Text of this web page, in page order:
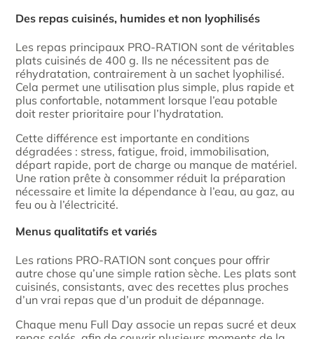
Des repas cuisinés, humides et non lyophilisés
Les repas principaux PRO-RATION sont de véritables
plats cuisinés de 400 g. Ils ne nécessitent pas de
réhydratation, contrairement à un sachet lyophilisé.
Cela permet une utilisation plus simple, plus rapide et
plus confortable, notamment lorsque l’eau potable
doit rester prioritaire pour l’hydratation.
Cette différence est importante en conditions
dégradées : stress, fatigue, froid, immobilisation,
départ rapide, port de charge ou manque de matériel.
Une ration prête à consommer réduit la préparation
nécessaire et limite la dépendance à l’eau, au gaz, au
feu ou à l’électricité.
Menus qualitatifs et variés
Les rations PRO-RATION sont conçues pour offrir
autre chose qu’une simple ration sèche. Les plats sont
cuisinés, consistants, avec des recettes plus proches
d’un vrai repas que d’un produit de dépannage.
Chaque menu Full Day associe un repas sucré et deux